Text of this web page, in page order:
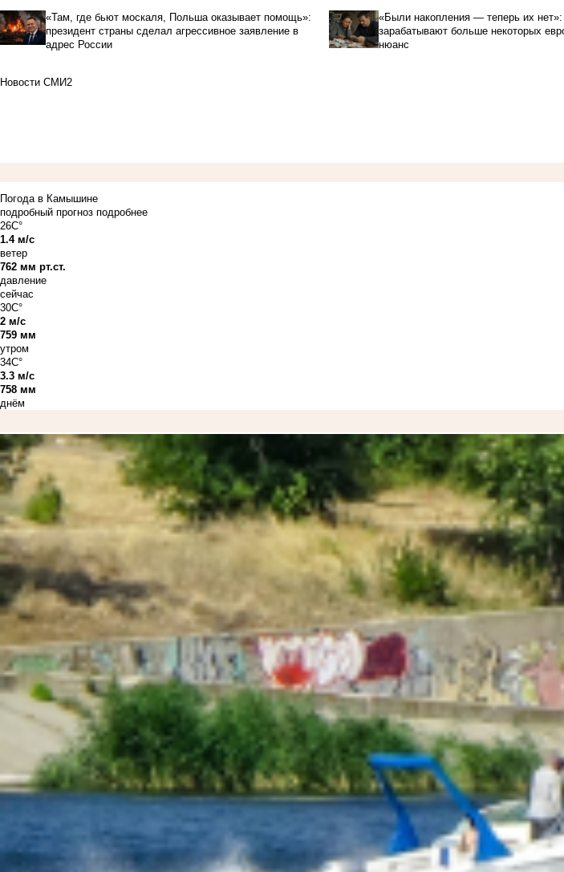
«Там, где бьют москаля, Польша оказывает помощь»:
президент страны сделал агрессивное заявление в
адрес России
«Были накопления — теперь их нет»:
зарабатывают больше некоторых
нюанс
Новости СМИ2
Погода в Камышине
подробный прогноз подробнее
26C°
1.4 м/с
ветер
762 мм рт.ст.
давление
сейчас
30C°
2 м/с
759 мм
утром
34C°
3.3 м/с
758 мм
днём